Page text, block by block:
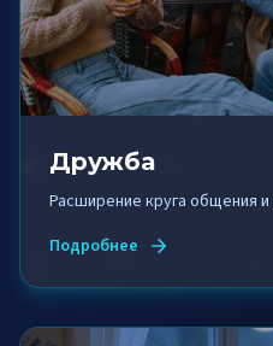
Дружба
Расширение круга общения
Подробнее